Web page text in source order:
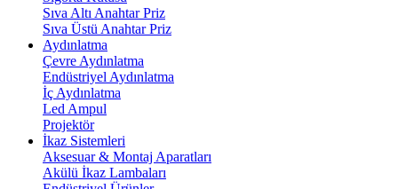
Sıva Altı Anahtar Priz
Sıva Üstü Anahtar Priz
Aydınlatma
Çevre Aydınlatma
Endüstriyel Aydınlatma
İç Aydınlatma
Led Ampul
Projektör
İkaz Sistemleri
Aksesuar & Montaj Aparatları
Akülü İkaz Lambaları